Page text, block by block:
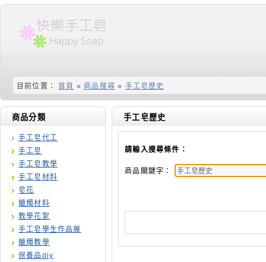
目前位置： 首頁 » 商品搜尋 » 手工皂歷史
商品分類
手工皂代工
手工皂
手工皂教學
手工皂材料
皂花
蠟燭材料
教學花絮
手工皂學生作品展
蠟燭教學
保養品diy
手工皂歷史
請輸入搜尋條件：
商品關鍵字：